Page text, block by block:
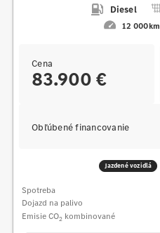
Diesel
12 000km
Cena
83.900 €
Obľúbené financovanie
Jazdené vozidlá
Spotreba
Dojazd na palivo
Emisie CO2 kombinované